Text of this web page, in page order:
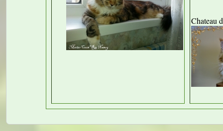
Chateau